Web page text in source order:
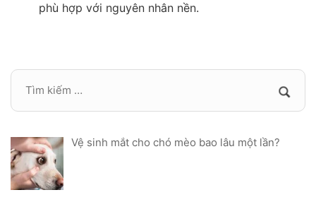
phù hợp với nguyên nhân nền.
Vệ sinh mắt cho chó mèo bao lâu một lần?